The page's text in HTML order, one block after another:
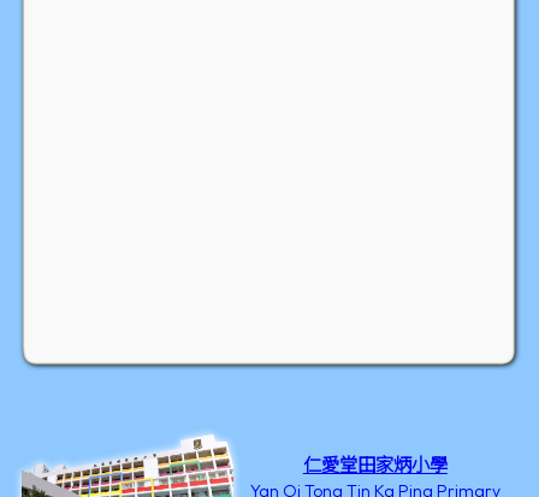
仁愛堂田家炳小學
Yan Oi Tong Tin Ka Ping Primary